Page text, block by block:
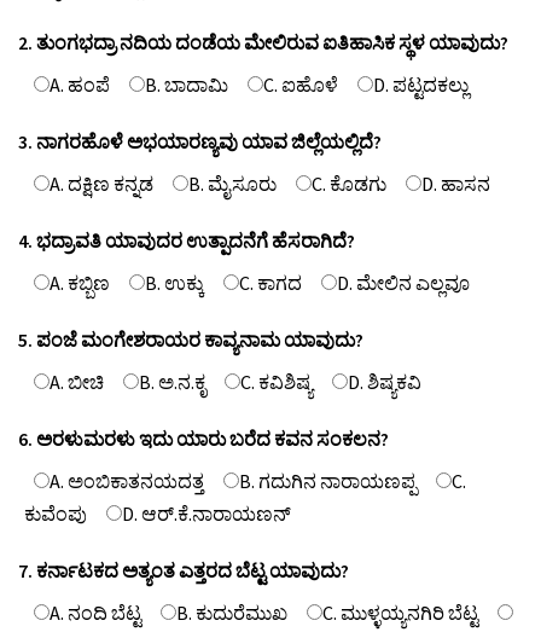
2. ತುಂಗಭದ್ರಾ ನದಿಯ ದಂಡೆಯ ಮೇಲಿರುವ ಐತಿಹಾಸಿಕ ಸ್ಥಳ ಯಾವುದು?
A. ಹಂಪೆ
B. ಬಾದಾಮಿ C. ಐಹೊಳೆ D. ಪಟ್ಟದಕಲ್ಲು
3. ನಾಗರಹೊಳೆ ಅಭಯಾರಣ್ಯವು ಯಾವ ಜಿಲ್ಲೆಯಲ್ಲಿದೆ?
A. ದಕ್ಷಿಣ ಕನ್ನಡ
B. ಮೈಸೂರು C. ಕೊಡಗು D. ಹಾಸನ
4. ಭದ್ರಾವತಿ ಯಾವುದರ ಉತ್ಪಾದನೆಗೆ ಹೆಸರಾಗಿದೆ?
A. ಕಬ್ಬಿಣ
B. ಉಕ್ಕು C. ಕಾಗದ D. ಮೇಲಿನ ಎಲ್ಲವೂ
5. ಪಂಜೆ ಮಂಗೇಶರಾಯರ ಕಾವ್ಯನಾಮ ಯಾವುದು?
A. ಬೀಚಿ
B. ಅ.ನ.ಕೃ C. ಕವಿಶಿಷ್ಯ D. ಶಿಷ್ಯಕವಿ
6. ಅರಳುಮರಳು ಇದು ಯಾರು ಬರೆದ ಕವನ ಸಂಕಲನ?
A. ಅಂಬಿಕಾತನಯದತ್ತ
B. ಗದುಗಿನ ನಾರಾಯಣಪ್ಪ
C.
ಕುವೆಂಪು
D. ಆರ್.ಕೆ.ನಾರಾಯಣನ್
7. ಕರ್ನಾಟಕದ ಅತ್ಯಂತ ಎತ್ತರದ ಬೆಟ್ಟ ಯಾವುದು?
A. ನಂದಿ ಬೆಟ್ಟ
B. ಕುದುರೆಮುಖ
C. ಮುಳ್ಳಯ್ಯನಗಿರಿ ಬೆಟ್ಟ